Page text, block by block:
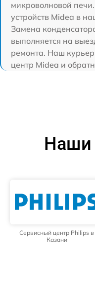
микроволновой
устройств Midea в
Замена
выполняется на
ремонта. Наш курьер
центр Midea и
Наши
Сервисный центр Philips в
Казани